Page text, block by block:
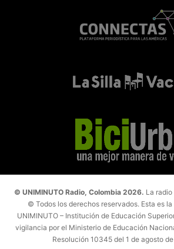
© UNIMINUTO Radio, Colombia 2026. La
© Todos los derechos reservados. Esta es
UNIMINUTO – Institución de Educación
vigilancia por el Ministerio de Educación
Resolución 10345 del 1 de agosto